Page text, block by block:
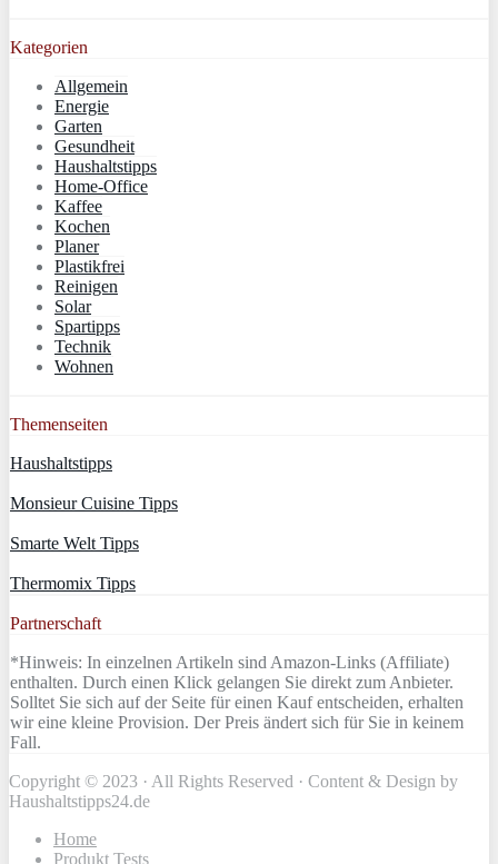
Kategorien
Allgemein
Energie
Garten
Gesundheit
Haushaltstipps
Home-Office
Kaffee
Kochen
Planer
Plastikfrei
Reinigen
Solar
Spartipps
Technik
Wohnen
Themenseiten
Haushaltstipps
Monsieur Cuisine Tipps
Smarte Welt Tipps
Thermomix Tipps
Partnerschaft
*Hinweis: In einzelnen Artikeln sind Amazon-Links (Affiliate)
enthalten. Durch einen Klick gelangen Sie direkt zum Anbieter.
Solltet Sie sich auf der Seite für einen Kauf entscheiden, erhalten
wir eine kleine Provision. Der Preis ändert sich für Sie in keinem
Fall.
Copyright © 2023 · All Rights Reserved · Content & Design by
Haushaltstipps24.de
Home
Produkt Tests